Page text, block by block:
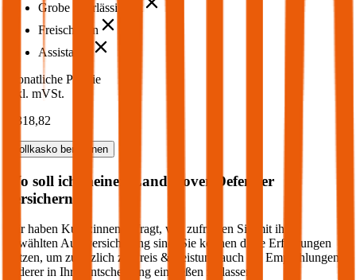
Grobe Fahrlässigkeit
Freischaden
Assistance
Monatliche Prämie
inkl. mVSt.
€ 318,82
Vollkasko berechnen
Wo soll ich meinen Land Rover
Defender
versichern?
Wir haben Kund:innen befragt, wie zufrieden Sie mit ihrer
gewählten Autoversicherung sind. Sie können diese Erfahrungen
nutzen, um zusätzlich zu Preis & Leistung auch die Empfehlungen
anderer in Ihre Entscheidung einfließen zu lassen: